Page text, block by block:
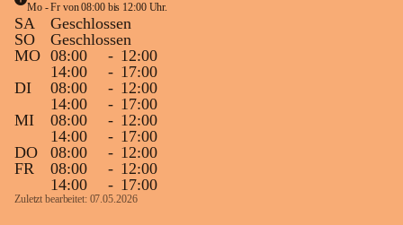
Mo - Fr von 08:00 bis 12:00 Uhr.
SA
Geschlossen
SO
Geschlossen
MO 08:00 - 12:00
14:00
- 17:00
DI
08:00 - 12:00
14:00
- 17:00
MI
08:00 - 12:00
14:00
- 17:00
DO
08:00 - 12:00
FR
08:00 - 12:00
14:00
- 17:00
Zuletzt bearbeitet: 07.05.2026